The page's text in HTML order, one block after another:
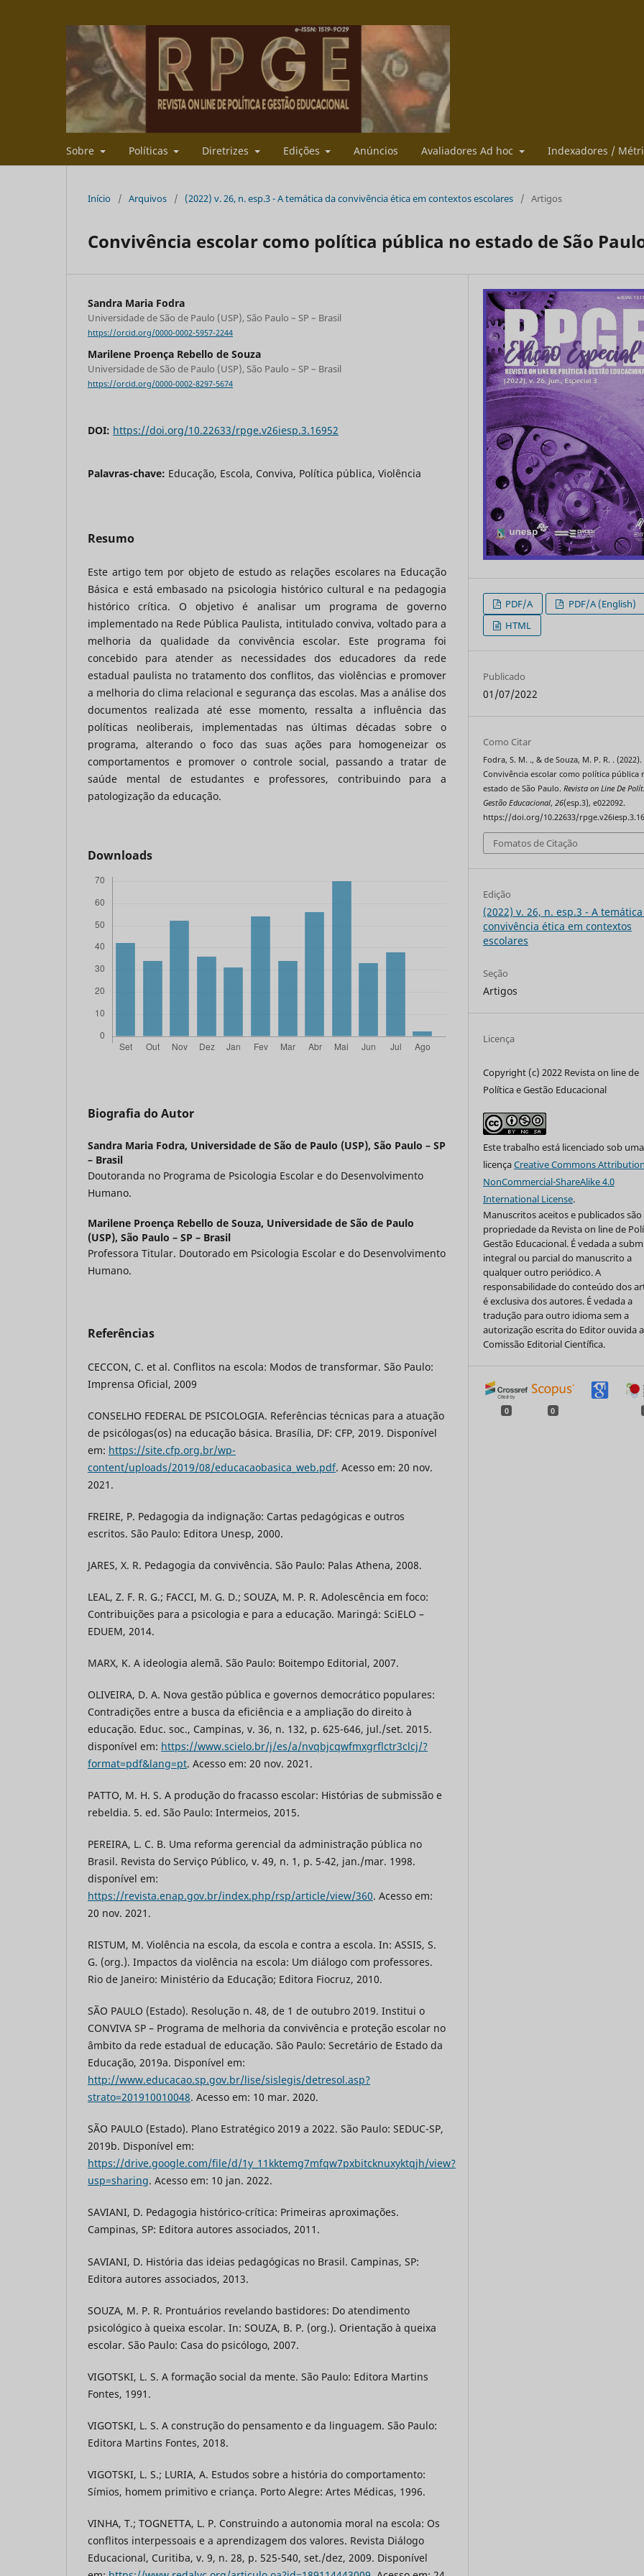
Sobre Políticas Diretrizes Edições Anúncios Avaliadores Ad hoc Indexadores /
Início / Arquivos / (2022) v. 26, n. esp.3 - A temática da convivência ética em contextos escolares / Artigos
Convivência escolar como política pública no estado de São
Sandra Maria Fodra
Universidade de São de Paulo (USP), São Paulo – SP – Brasil
https://orcid.org/0000-0002-5957-2244
Marilene Proença Rebello de Souza
Universidade de São de Paulo (USP), São Paulo – SP – Brasil
https://orcid.org/0000-0002-8297-5674
DOI: https://doi.org/10.22633/rpge.v26iesp.3.16952
Palavras-chave: Educação, Escola, Conviva, Política pública, Violência
Resumo
Este artigo tem por objeto de estudo as relações escolares na Educação
Básica e está embasado na psicologia histórico cultural e na pedagogia
histórico crítica. O objetivo é analisar um programa de governo
implementado na Rede Pública Paulista, intitulado conviva, voltado para a
melhoria da qualidade da convivência escolar. Este programa foi
concebido para atender as necessidades dos educadores da rede
estadual paulista no tratamento dos conflitos, das violências e promover
a melhoria do clima relacional e segurança das escolas. Mas a análise dos
documentos realizada até esse momento, ressalta a influência das
políticas neoliberais, implementadas nas últimas décadas sobre o
programa, alterando o foco das suas ações para homogeneizar os
comportamentos e promover o controle social, passando a tratar de
saúde mental de estudantes e professores, contribuindo para a
patologização da educação.
Downloads
Biografia do Autor
Sandra Maria Fodra, Universidade de São de Paulo (USP), São Paulo – SP
– Brasil
Doutoranda no Programa de Psicologia Escolar e do Desenvolvimento
Humano.
Marilene Proença Rebello de Souza, Universidade de São de Paulo
(USP), São Paulo – SP – Brasil
Professora Titular. Doutorado em Psicologia Escolar e do Desenvolvimento
Humano.
Referências
CECCON, C. et al. Conflitos na escola: Modos de transformar. São Paulo:
Imprensa Oficial, 2009
CONSELHO FEDERAL DE PSICOLOGIA. Referências técnicas para a atuação
de psicólogas(os) na educação básica. Brasília, DF: CFP, 2019. Disponível
em: https://site.cfp.org.br/wp-
content/uploads/2019/08/educacaobasica_web.pdf. Acesso em: 20 nov.
2021.
FREIRE, P. Pedagogia da indignação: Cartas pedagógicas e outros
escritos. São Paulo: Editora Unesp, 2000.
JARES, X. R. Pedagogia da convivência. São Paulo: Palas Athena, 2008.
LEAL, Z. F. R. G.; FACCI, M. G. D.; SOUZA, M. P. R. Adolescência em foco:
Contribuições para a psicologia e para a educação. Maringá: SciELO –
EDUEM, 2014.
MARX, K. A ideologia alemã. São Paulo: Boitempo Editorial, 2007.
OLIVEIRA, D. A. Nova gestão pública e governos democrático populares:
Contradições entre a busca da eficiência e a ampliação do direito à
educação. Educ. soc., Campinas, v. 36, n. 132, p. 625-646, jul./set. 2015.
disponível em: https://www.scielo.br/j/es/a/nvqbjcqwfmxgrflctr3clcj/?
format=pdf&lang=pt. Acesso em: 20 nov. 2021.
PATTO, M. H. S. A produção do fracasso escolar: Histórias de submissão e
rebeldia. 5. ed. São Paulo: Intermeios, 2015.
PEREIRA, L. C. B. Uma reforma gerencial da administração pública no
Brasil. Revista do Serviço Público, v. 49, n. 1, p. 5-42, jan./mar. 1998.
disponível em:
https://revista.enap.gov.br/index.php/rsp/article/view/360. Acesso em:
20 nov. 2021.
RISTUM, M. Violência na escola, da escola e contra a escola. In: ASSIS, S.
G. (org.). Impactos da violência na escola: Um diálogo com professores.
Rio de Janeiro: Ministério da Educação; Editora Fiocruz, 2010.
SÃO PAULO (Estado). Resolução n. 48, de 1 de outubro 2019. Institui o
CONVIVA SP – Programa de melhoria da convivência e proteção escolar no
âmbito da rede estadual de educação. São Paulo: Secretário de Estado da
Educação, 2019a. Disponível em:
http://www.educacao.sp.gov.br/lise/sislegis/detresol.asp?
strato=201910010048. Acesso em: 10 mar. 2020.
SÃO PAULO (Estado). Plano Estratégico 2019 a 2022. São Paulo: SEDUC-SP,
2019b. Disponível em:
https://drive.google.com/file/d/1y_11kktemg7mfqw7pxbitcknuxyktqjh/view?
usp=sharing. Acesso em: 10 jan. 2022.
SAVIANI, D. Pedagogia histórico-crítica: Primeiras aproximações.
Campinas, SP: Editora autores associados, 2011.
SAVIANI, D. História das ideias pedagógicas no Brasil. Campinas, SP:
Editora autores associados, 2013.
SOUZA, M. P. R. Prontuários revelando bastidores: Do atendimento
psicológico à queixa escolar. In: SOUZA, B. P. (org.). Orientação à queixa
escolar. São Paulo: Casa do psicólogo, 2007.
VIGOTSKI, L. S. A formação social da mente. São Paulo: Editora Martins
Fontes, 1991.
VIGOTSKI, L. S. A construção do pensamento e da linguagem. São Paulo:
Editora Martins Fontes, 2018.
VIGOTSKI, L. S.; LURIA, A. Estudos sobre a história do comportamento:
Símios, homem primitivo e criança. Porto Alegre: Artes Médicas, 1996.
VINHA, T.; TOGNETTA, L. P. Construindo a autonomia moral na escola: Os
conflitos interpessoais e a aprendizagem dos valores. Revista Diálogo
Educacional, Curitiba, v. 9, n. 28, p. 525-540, set./dez, 2009. Disponível
PDF/A
PDF/A (English)
HTML
Publicado
01/07/2022
Como Citar
Fodra, S. M. ., & de Souza, M. P. R. . (2022).
Convivência escolar como política pública
estado de São Paulo.Revista on Line De
Gestão Educacional,26(esp.3), e022092.
https://doi.org/10.22633/
Fomatos de Citação
Edição
(2022) v. 26, n. esp.3 - A
convivência ética em contextos
escolares
Seção
Artigos
Licença
Copyright (c) 2022 Revista on line de
Política e Gestão Educacional
Este trabalho está licenciado sob uma
licençaCreative Commons
NonCommercial-ShareAlike 4.0
International License.
Manuscritos aceitos e publicados são
propriedade da Revista on line de
Gestão Educacional. É vedada a
integral ou parcial do manuscrito a
qualquer outro periódico. A
responsabilidade do conteúdo dos
é exclusiva dos autores. É vedada a
tradução para outro idioma sem a
autorização escrita do Editor ouvida a
Comissão Editorial Científica.
0 0